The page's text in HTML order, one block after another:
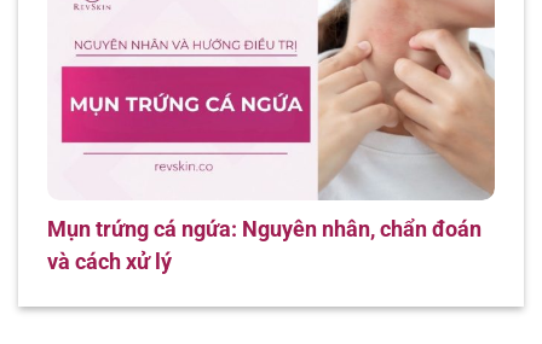
Mụn trứng cá ngứa: Nguyên nhân, chẩn đoán
và cách xử lý